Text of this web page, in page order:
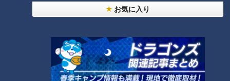
お気に入り
「鶏胸肉とにんじんのレモンバ
ターソテー」の作り方【キユー
ピー３分クッキング】
「たたききゅうりとささ身のキ
ムマヨあえ」の作り方【キユー
ピー３分クッキング】